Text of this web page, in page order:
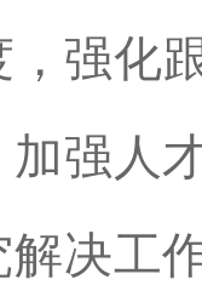
，强化
强人
解决工